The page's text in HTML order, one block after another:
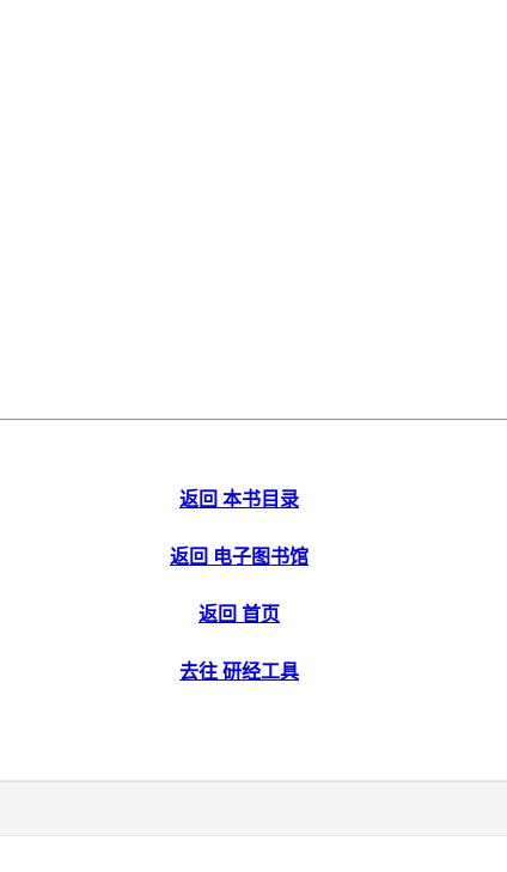
返回 本书目录
返回 电子图书馆
返回 首页
去往 研经工具